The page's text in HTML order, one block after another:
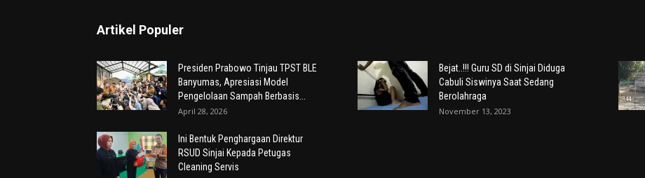
Artikel Populer
Presiden Prabowo Tinjau TPST BLE
Banyumas, Apresiasi Model
Pengelolaan Sampah Berbasis...
April 28, 2026
Bejat..!!! Guru SD di Sinjai Diduga
Cabuli Siswinya Saat Sedang
Berolahraga
November 13, 2023
Ini Bentuk Penghargaan Direktur
RSUD Sinjai Kepada Petugas
Cleaning Servis